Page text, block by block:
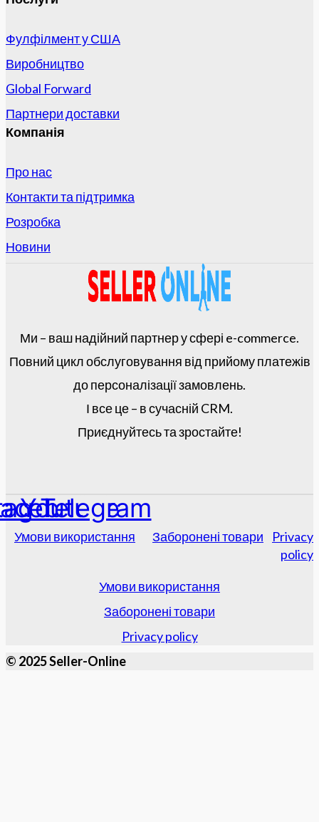
Фулфілмент у США
Виробництво
Global Forward
Партнери доставки
Компанія
Про нас
Контакти та підтримка
Розробка
Новини
Ми – ваш надійний партнер у сфері e-commerce.
Повний цикл обслуговування від прийому платежів
до персоналізації замовлень.
І все це – в сучасній CRM.
Приєднуйтесь та зростайте!
Youtube
Telegram
Умови використання Заборонені товари
Privacy
policy
Умови використання
Заборонені товари
Privacy policy
© 2025 Seller-Online